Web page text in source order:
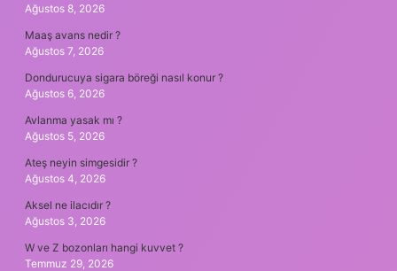
Ağustos 8, 2026
Maaş avans nedir ?
Ağustos 7, 2026
Dondurucuya sigara böreği nasıl konur ?
Ağustos 6, 2026
Avlanma yasak mı ?
Ağustos 5, 2026
Ateş neyin simgesidir ?
Ağustos 4, 2026
Aksel ne ilacıdır ?
Ağustos 3, 2026
W ve Z bozonları hangi kuvvet ?
Temmuz 29, 2026